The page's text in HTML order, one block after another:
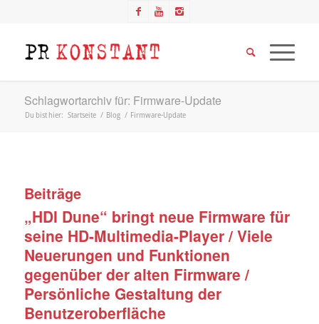
Schlagwortarchiv für: Firmware-Update
Du bist hier: Startseite / Blog / Firmware-Update
Beiträge
„HDI Dune“ bringt neue Firmware für
seine HD-Multimedia-Player / Viele
Neuerungen und Funktionen
gegenüber der alten Firmware /
Persönliche Gestaltung der
Benutzeroberfläche